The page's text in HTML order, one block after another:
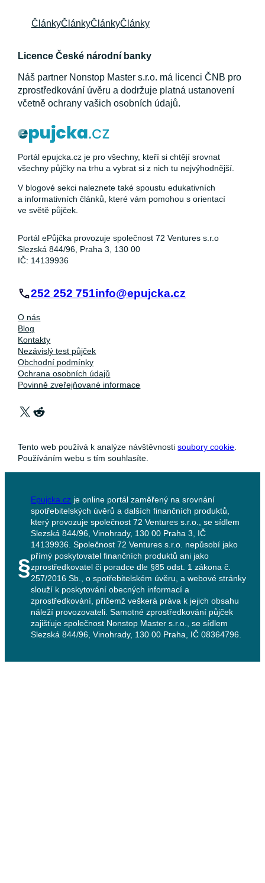
ČlánkyČlánkyČlánkyČlánky
Licence České národní banky
Náš partner Nonstop Master s.r.o. má licenci ČNB pro
zprostředkování úvěru a dodržuje platná ustanovení
včetně ochrany vašich osobních údajů.
Portál epujcka.cz je pro všechny, kteří si chtějí srovnat
všechny půjčky na trhu a vybrat si z nich tu nejvýhodnější.
V blogové sekci naleznete také spoustu edukativních
a informativních článků, které vám pomohou s orientací
ve světě půjček.
Portál ePůjčka provozuje společnost 72 Ventures s.r.o
Slezská 844/96, Praha 3, 130 00
IČ: 14139936
252 252 751info@epujcka.cz
O nás
Blog
Kontakty
Nezávislý test půjček
Obchodní podmínky
Ochrana osobních údajů
Povinně zveřejňované informace
X Reddit
Tento web používá k analýze návštěvnostisoubory cookie.
Používáním webu s tím souhlasíte.
§
Epujcka.cz je online portál zaměřený na srovnání
spotřebitelských úvěrů a dalších finančních produktů,
který provozuje společnost 72 Ventures s.r.o., se sídlem
Slezská 844/96, Vinohrady, 130 00 Praha 3, IČ
14139936. Společnost 72 Ventures s.r.o. nepůsobí jako
přímý poskytovatel finančních produktů ani jako
zprostředkovatel či poradce dle §85 odst. 1 zákona č.
257/2016 Sb., o spotřebitelském úvěru, a webové stránky
slouží k poskytování obecných informací a
zprostředkování, přičemž veškerá práva k jejich obsahu
náleží provozovateli. Samotné zprostředkování půjček
zajišťuje společnost Nonstop Master s.r.o., se sídlem
Slezská 844/96, Vinohrady, 130 00 Praha, IČ 08364796.